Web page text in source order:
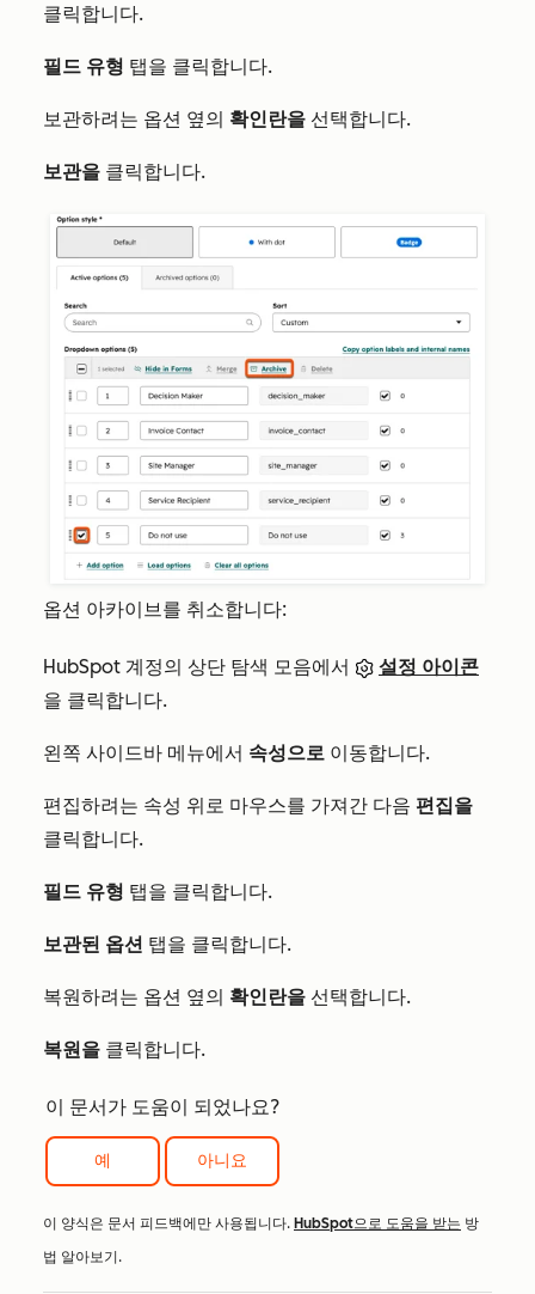
클릭합니다.
필드 유형 탭을 클릭합니다.
보관하려는 옵션 옆의 확인란을 선택합니다.
보관을 클릭합니다.
옵션 아카이브를 취소합니다:
HubSpot 계정의 상단 탐색 모음에서
설정 아이콘
을 클릭합니다.
왼쪽 사이드바 메뉴에서 속성으로 이동합니다.
편집하려는 속성 위로 마우스를 가져간 다음 편집을
클릭합니다.
필드 유형 탭을 클릭합니다.
보관된 옵션 탭을 클릭합니다.
복원하려는 옵션 옆의 확인란을 선택합니다.
복원을 클릭합니다.
이 문서가 도움이 되었나요?
예 아니요
이 양식은 문서 피드백에만 사용됩니다. HubSpot으로 도움을 받는 방
법 알아보기.